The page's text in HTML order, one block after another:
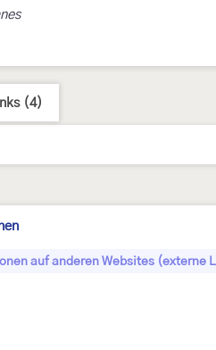
(4)
auf anderen Websites (externe